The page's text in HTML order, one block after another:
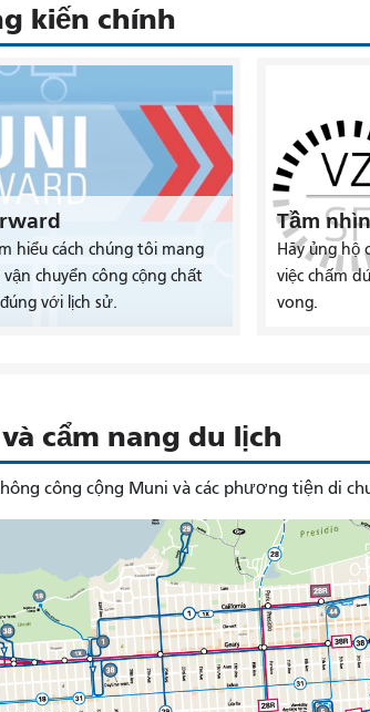
kiến ​​chính
hiểu cách chúng tôi mang
chuyển công cộng chất
với lịch sử.
Tầm
Hãy ủng hộ
việc chấm
vong.
cẩm nang du lịch
công cộng Muni và các phương tiện di